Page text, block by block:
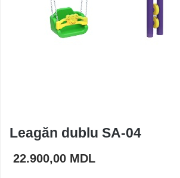
Căsuțe de joacă
Gardulețe
Echipamente pentru
Leagăn dublu SA-04
22.900,00 MDL